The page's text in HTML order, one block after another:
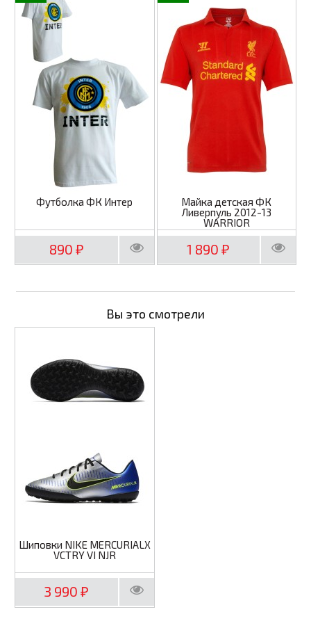
Футболка ФК Интер
890 ₽
Майка детская ФК
Ливерпуль 2012-13
WARRIOR
1 890₽
Вы это смотрели
Шиповки NIKE MERCURIALX
VCTRY VI NJR
3 990₽